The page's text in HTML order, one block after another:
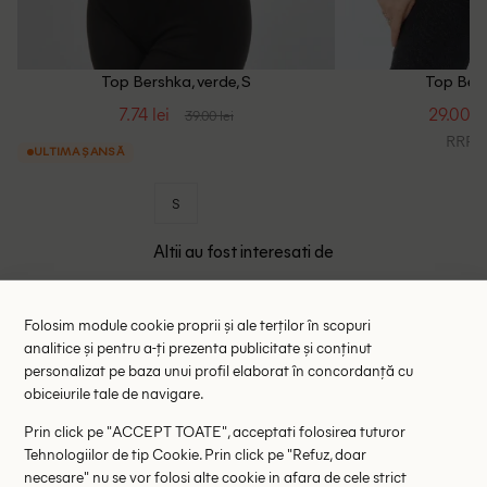
Top Bershka, verde, S
7.74 lei 39.00 lei
ULTIMA ȘANSĂ
S
Top
29.00
RRP:
Altii au fost interesati de
Folosim module cookie proprii și ale terților în scopuri
analitice și pentru a-ți prezenta publicitate și conținut
personalizat pe baza unui profil elaborat în concordanță cu
obiceiurile tale de navigare.
Prin click pe "ACCEPT TOATE", acceptati folosirea tuturor
Tehnologiilor de tip Cookie. Prin click pe "Refuz, doar
necesare" nu se vor folosi alte cookie in afara de cele strict